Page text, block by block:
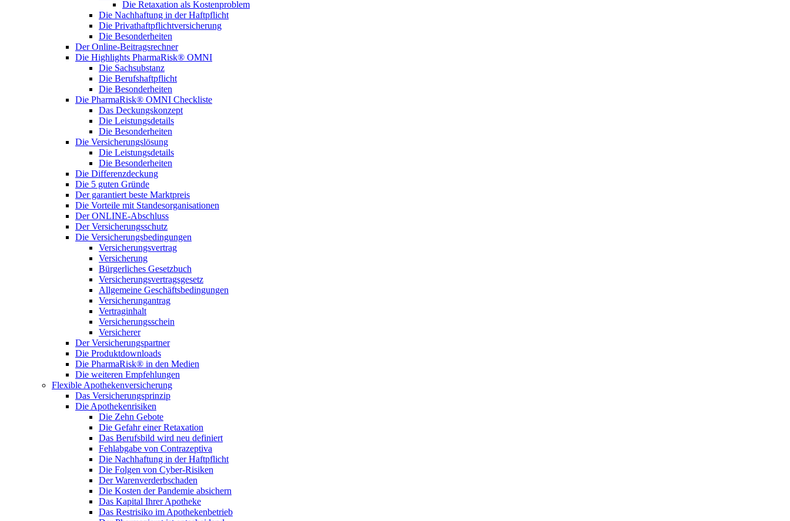
Die Retaxation als Kostenproblem
Die Nachhaftung in der Haftpflicht
Die Privathaftpflichtversicherung
Die Besonderheiten
Der Online-Beitragsrechner
Die Highlights PharmaRisk® OMNI
Die Sachsubstanz
Die Berufshaftpflicht
Die Besonderheiten
Die PharmaRisk® OMNI Checkliste
Das Deckungskonzept
Die Leistungsdetails
Die Besonderheiten
Die Versicherungslösung
Die Leistungsdetails
Die Besonderheiten
Die Differenzdeckung
Die 5 guten Gründe
Der garantiert beste Marktpreis
Die Vorteile mit Standesorganisationen
Der ONLINE-Abschluss
Der Versicherungsschutz
Die Versicherungsbedingungen
Versicherungsvertrag
Versicherung
Bürgerliches Gesetzbuch
Versicherungsvertragsgesetz
Allgemeine Geschäftsbedingungen
Versicherungantrag
Vertraginhalt
Versicherungsschein
Versicherer
Der Versicherungspartner
Die Produktdownloads
Die PharmaRisk® in den Medien
Die weiteren Empfehlungen
Flexible Apothekenversicherung
Das Versicherungsprinzip
Die Apothekenrisiken
Die Zehn Gebote
Die Gefahr einer Retaxation
Das Berufsbild wird neu definiert
Fehlabgabe von Contrazeptiva
Die Nachhaftung in der Haftpflicht
Die Folgen von Cyber-Risiken
Der Warenverderbschaden
Die Kosten der Pandemie absichern
Das Kapital Ihrer Apotheke
Das Restrisiko im Apothekenbetrieb